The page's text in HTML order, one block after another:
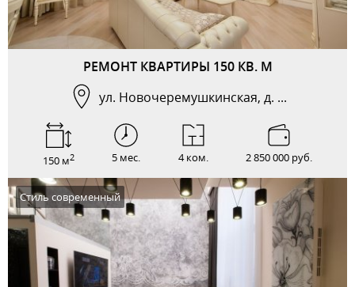
РЕМОНТ КВАРТИРЫ 150 КВ. М
ул. Новочеремушкинская, д. ...
150 м2 5 мес. 4 ком. 2 850 000 руб.
Стиль современный